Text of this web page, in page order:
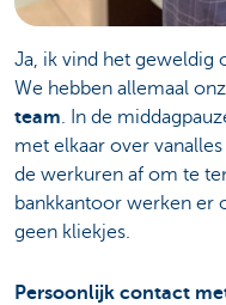
Ja, ik vind het geweldig
We hebben allemaal
team. In de
met elkaar over
de werkuren af om te
bankkantoor werken er
geen kliekjes.
Persoonlijk contact